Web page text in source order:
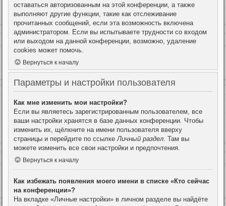
оставаться авторизованным на этой конференции, а также
выполняют другие функции, такие как отслеживание
прочитанных сообщений, если эта возможность включена
администратором. Если вы испытываете трудности со входом
или выходом на данной конференции, возможно, удаление
cookies может помочь.
Вернуться к началу
Параметры и настройки пользователя
Как мне изменить мои настройки?
Если вы являетесь зарегистрированным пользователем, все
ваши настройки хранятся в базе данных конференции. Чтобы
изменить их, щёлкните на имени пользователя вверху
страницы и перейдите по ссылкеЛичный раздел. Там вы
можете изменить все свои настройки и предпочтения.
Вернуться к началу
Как избежать появления моего имени в списке «Кто сейчас
на конференции»?
На вкладке «Личные настройки» в личном разделе вы найдёте